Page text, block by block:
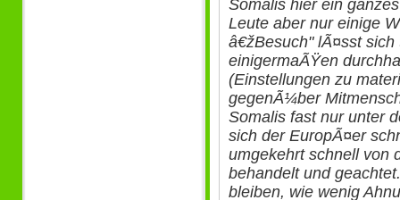
Somalis hier ein
Leute aber nur einige
â€žBesuch" lÃ¤sst
einigermaÃŸen
(Einstellungen zu
gegenÃ¼ber
Somalis fast nur unter
sich der EuropÃ¤er
umgekehrt schnell von
behandelt und
bleiben, wie wenig